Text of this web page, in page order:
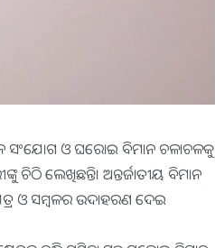
ସଂଯୋଗ ଓ ଘରୋଇ ବିମାନ ଚଳାଚଳକୁ
ଚିଠି ଲେଖିଛନ୍ତି। ଅନ୍ତର୍ଜାତୀୟ ବିମାନ
ଓ ସମ୍ବଳର ଉଦାହରଣ ଦେଇ